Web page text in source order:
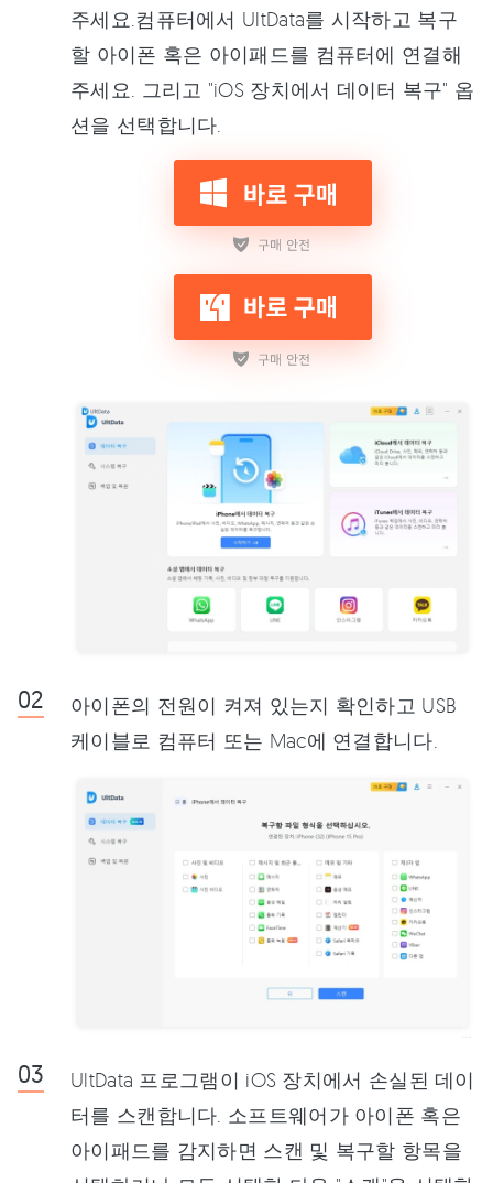
주세요.컴퓨터에서 UltData를 시작하고 복구
할 아이폰 혹은 아이패드를 컴퓨터에 연결해
주세요. 그리고 "iOS 장치에서 데이터 복구" 옵
션을 선택합니다.
아이폰의 전원이 켜져 있는지 확인하고 USB
케이블로 컴퓨터 또는 Mac에 연결합니다.
UltData 프로그램이 iOS 장치에서 손실된 데이
터를 스캔합니다. 소프트웨어가 아이폰 혹은
아이패드를 감지하면 스캔 및 복구할 항목을